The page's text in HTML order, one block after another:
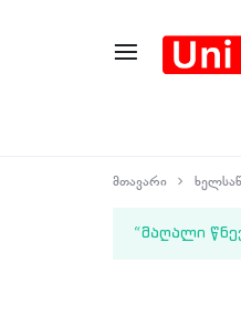
მთავარი
“მაღალი